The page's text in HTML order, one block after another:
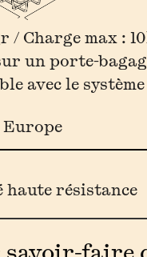
/ Charge max :
un porte-
avec le
haute résistance